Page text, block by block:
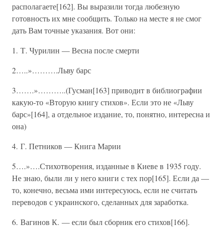
располагаете[162]. Вы выразили тогда любезную
готовность их мне сообщить. Только на месте я не смог
дать Вам точные указания. Вот они:
1. Т. Чурилин — Весна после смерти
2…..»……….Льву барс
3…….»………..(Гусман[163] приводит в библиографии
какую-то «Вторую книгу стихов». Если это не «Льву
барс»[164], а отдельное издание, то, понятно, интересна и
она)
4. Г. Петников — Книга Марии
5….»….Стихотворения, изданные в Киеве в 1935 году.
Не знаю, были ли у него книги с тех пор[165]. Если да —
то, конечно, весьма ими интересуюсь, если не считать
переводов с украинского, сделанных для заработка.
6. Вагинов К. — если был сборник его стихов[166].